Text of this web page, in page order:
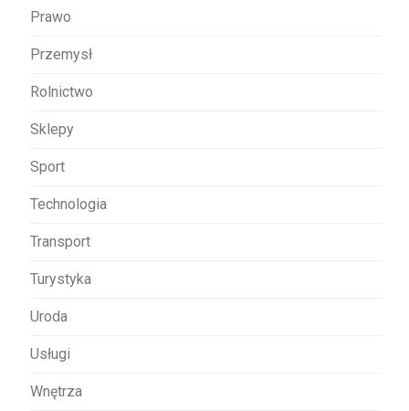
Prawo
Przemysł
Rolnictwo
Sklepy
Sport
Technologia
Transport
Turystyka
Uroda
Usługi
Wnętrza